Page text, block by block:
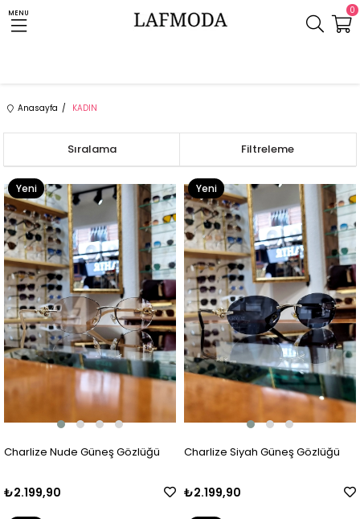
MENU 0
Anasayfa KADIN
Filtreleme
Sıralama
Charlize Nude Güneş Gözlüğü
₺2.199,90
Yeni
Ürün
Charlize Siyah Güneş Gözlüğü
₺2.199,90
Yeni
Ürün